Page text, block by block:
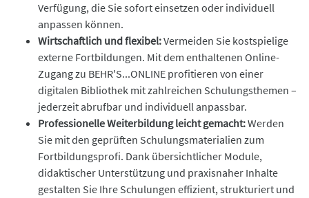
Verfügung, die Sie sofort einsetzen oder individuell
anpassen können.
Wirtschaftlich und flexibel:Vermeiden Sie kostspielige
externe Fortbildungen. Mit dem enthaltenen Online-
Zugang zu BEHR'S...ONLINE profitieren von einer
digitalen Bibliothek mit zahlreichen Schulungsthemen –
jederzeit abrufbar und individuell anpassbar.
Professionelle Weiterbildung leicht gemacht:Werden
Sie mit den geprüften Schulungsmaterialien zum
Fortbildungsprofi. Dank übersichtlicher Module,
didaktischer Unterstützung und praxisnaher Inhalte
gestalten Sie Ihre Schulungen effizient, strukturiert und